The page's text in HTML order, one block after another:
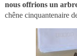
nous offrions un
chêne cinquantenaire